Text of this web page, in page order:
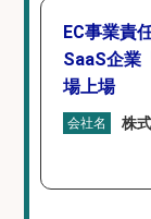
EC事業責
SaaS企業
場上場
会社名 株